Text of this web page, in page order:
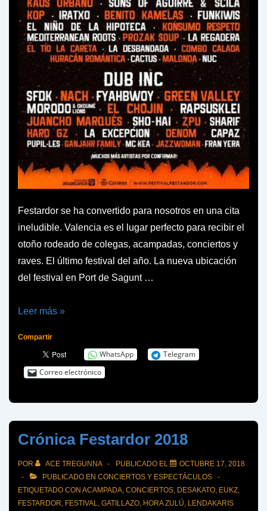
Festardor se ha convertido para nosotros en una cita
ineludible. Valencia es el lugar perfecto para recibir el
otoño rodeado de colegas, acampadas, conciertos y
raves. El último festival del año. La nueva ubicación
del festival en Port de Sagunt …
Crónica
2019
Leer más »
Compartir
WhatsApp
Telegram
Correo electrónico
Crónica Festardor 2018
POR ACE TREGUNNA PUBLICADO EL
OCTUBRE 17, 2018
PUBLICADO EN CONCIERTOS Y ESPECTÁCULOS
ETIQUETADO CON ACAMPADA, CONCIERTOS, DESAKATO, EUKZ,
FESTARDOR, FESTIVAL, GATILLAZO, HORA ZULÚ, LENDAKARIS